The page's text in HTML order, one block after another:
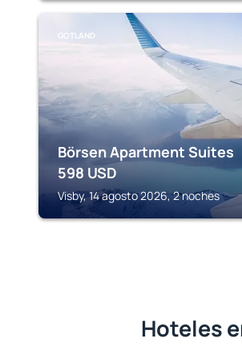
GOTLAND
Börsen Apartment Suites
598 USD
Visby, 14 agosto 2026, 2 noches
Hoteles